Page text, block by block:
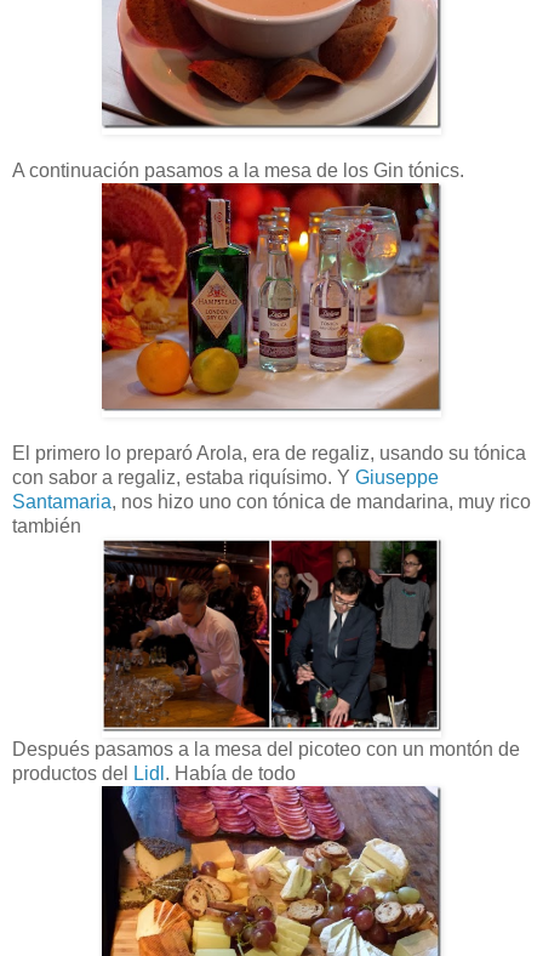
A continuación pasamos a la mesa de los Gin tónics.
El primero lo preparó Arola, era de regaliz, usando su tónica
con sabor a regaliz, estaba riquísimo. Y Giuseppe
Santamaria, nos hizo uno con tónica de mandarina, muy rico
también
Después pasamos a la mesa del picoteo con un montón de
productos del
Lidl . Había de todo